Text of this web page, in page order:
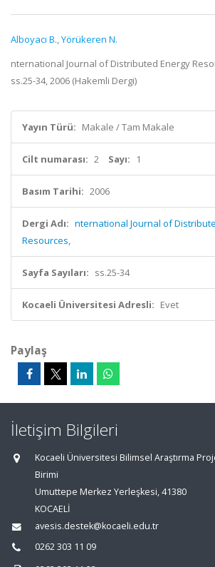
Alboyacı B.,Yörükeren N.
nternational Journal of Distributed Energy
ss.25-34, 2006 (Hakemli Dergi)
Yayın Türü: Makale / Tam Makale
Cilt numarası: 2 Sayı: 1
Basım Tarihi: 2006
Dergi Adı: nternational Journal of
Resources,
Sayfa Sayıları: ss.25-34
Kocaeli Üniversitesi Adresli: Evet
Paylaş
İletişim Bilgileri
Kocaeli Üniversitesi Bilimsel Araştırma
Birimi
Umuttepe Merkez Yerleşkesi, 41380
KOCAELİ
avesis.destek@kocaeli.edu.tr
0262 303 11 09